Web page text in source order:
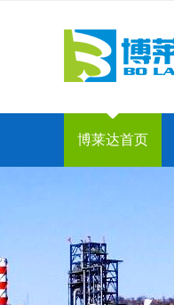
博莱达首页